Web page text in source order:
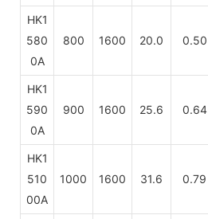
HK1
580
0A
800 1600 20.0 0.50
HK1
590
0A
900 1600 25.6 0.64
HK1
510
00A
1000 1600 31.6 0.79